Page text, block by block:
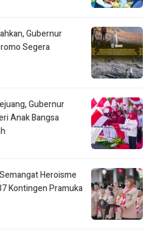
Gubernur
Segera
Gubernur
Anak Bangsa
Heroisme
Kontingen Pramuka